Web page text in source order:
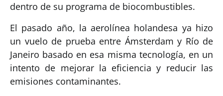
dentro de su programa de biocombustibles.
El pasado año, la aerolínea holandesa ya hizo
un vuelo de prueba entre Ámsterdam y Río de
Janeiro basado en esa misma tecnología, en un
intento de mejorar la eficiencia y reducir las
emisiones contaminantes.